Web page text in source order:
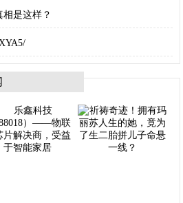
是这样？